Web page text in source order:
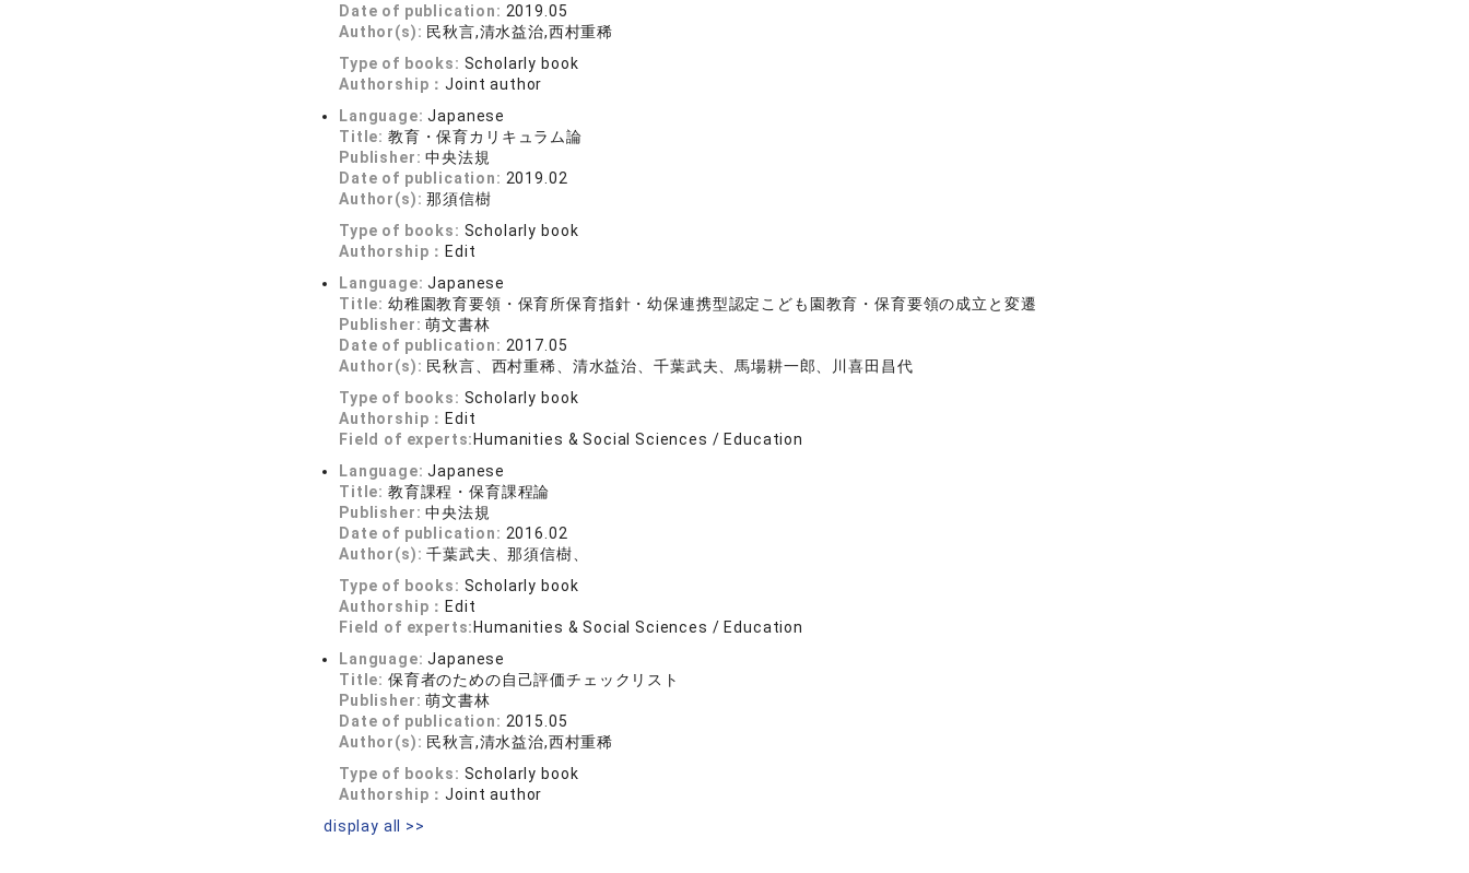
Date of publication: 2019.05
Author(s): 民秋言,清水益治,西村重稀
Type of books: Scholarly book
Authorship：Joint author
Language:Japanese
Title: 教育・保育カリキュラム論
Publisher:中央法規
Date of publication: 2019.02
Author(s):那須信樹
Type of books: Scholarly book
Authorship： Edit
Language:Japanese
Title: 幼稚園教育要領・保育所保育指針・幼保連携型認定こども園教育・保育要領の成立と変遷
Publisher:萌文書林
Date of publication: 2017.05
Author(s): 民秋言、西村重稀、清水益治、千葉武夫、馬場耕一郎、川喜田昌代
Type of books: Scholarly book
Authorship： Edit
Field of experts: Humanities & Social Sciences / Education
Language:Japanese
Title: 教育課程・保育課程論
Publisher:中央法規
Date of publication: 2016.02
Author(s):千葉武夫、那須信樹、
Type of books: Scholarly book
Authorship： Edit
Field of experts: Humanities & Social Sciences / Education
Language:Japanese
Title: 保育者のための自己評価チェックリスト
Publisher:萌文書林
Date of publication: 2015.05
Author(s): 民秋言,清水益治,西村重稀
Type of books: Scholarly book
Authorship：Joint author
display all >>